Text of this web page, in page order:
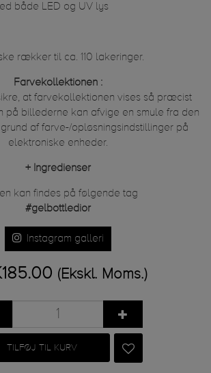
både LED og UV lys
rækker til ca. 110 lakeringer.
Farvekollektionen :
at farvekollektionen vises så præcist
på billederne kan afvige en smule fra den
af farve-/opløsningsindstillinger på
elektroniske enheder.
+ Ingredienser
kan findes på følgende tag
#gelbottledior
Instagram galleri
(Ekskl. Moms.)
TILFØJ TIL KURV